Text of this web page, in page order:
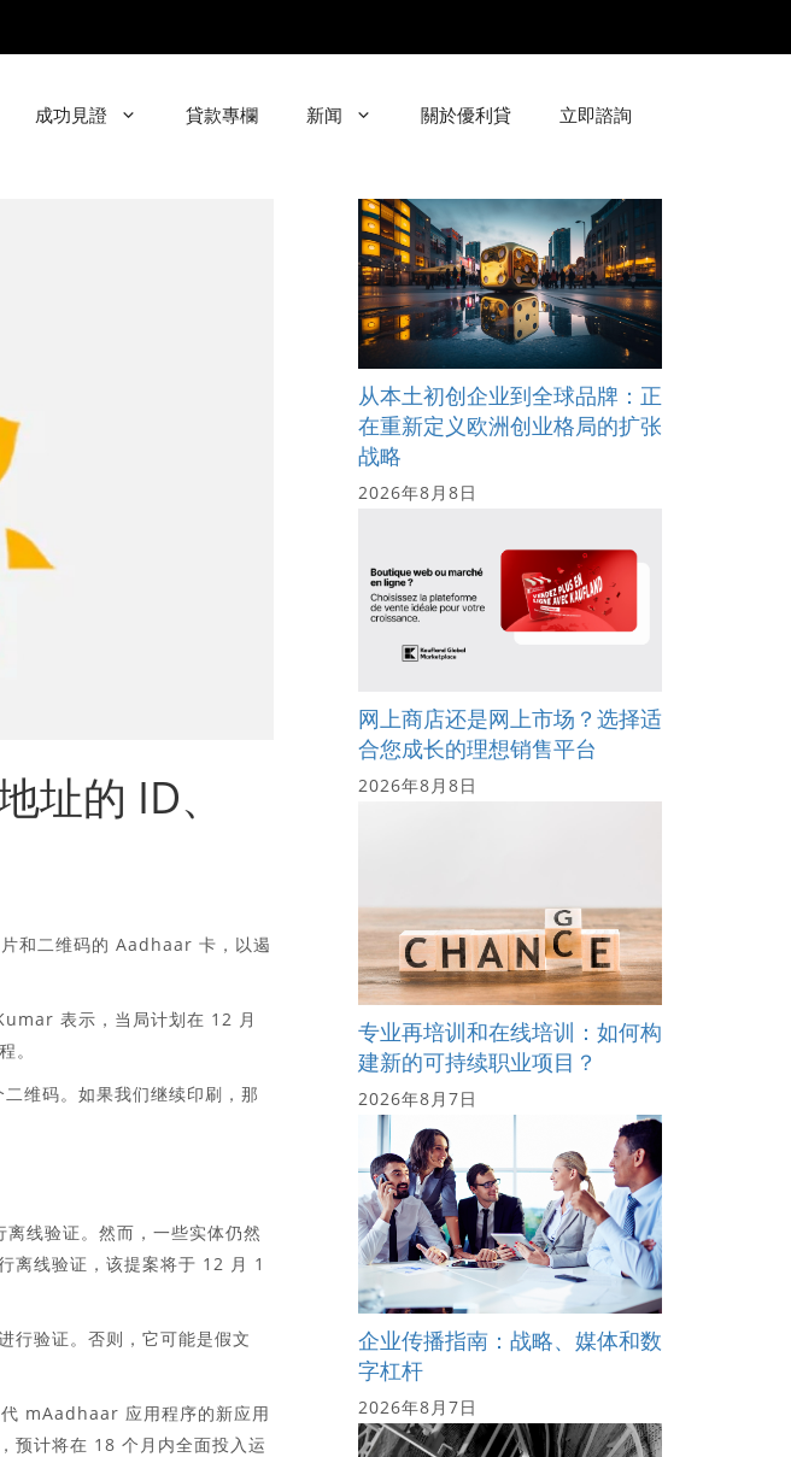
成功見證 貸款專欄 新闻 關於優利貸 立即諮詢
址的 ID、
和二维码的 Aadhaar 卡，以遏
表示，当局计划在 12 月
。
维码。如果我们继续印刷，那
线验证。然而，一些实体仍然
离线验证，该提案将于 12 月 1
验证。否则，它可能是假文
mAadhaar 应用程序的新应用
预计将在 18 个月内全面投入运
从本土初创企业到全球品牌：正
在重新定义欧洲创业格局的扩张
战略
2026年8月8日
网上商店还是网上市场？选择适
合您成长的理想销售平台
2026年8月8日
专业再培训和在线培训：如何构
建新的可持续职业项目？
2026年8月7日
企业传播指南：战略、媒体和数
字杠杆
2026年8月7日